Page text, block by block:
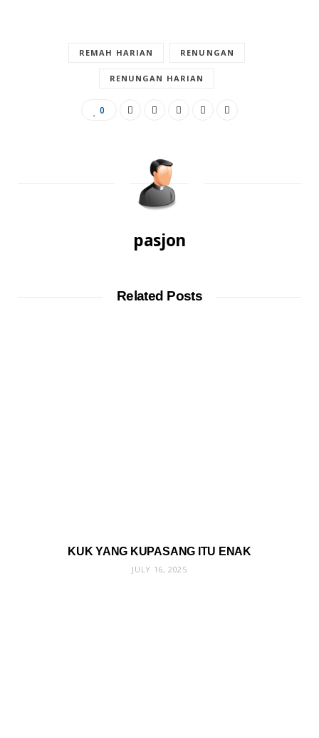
REMAH HARIAN RENUNGAN
RENUNGAN HARIAN
0
pasjon
Related Posts
KUK YANG KUPASANG ITU ENAK
JULY 16, 2025